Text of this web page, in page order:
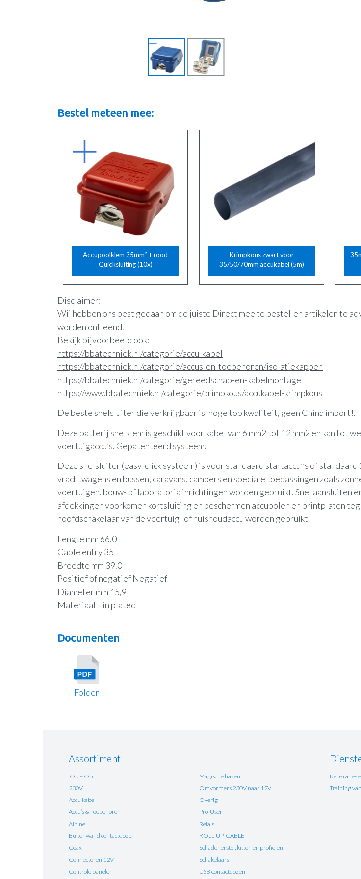
Bestel meteen mee:
Accupoolklem 35mm² + rood
Quicksluiting (10x)
Krimpkous zwart voor
35/50/70mm accukabel (5m)
Disclaimer:
Wij hebben ons best gedaan om de juiste Direct mee te bestellen artikelen te
worden ontleend.
Bekijk bijvoorbeeld ook:
https://bbatechniek.nl/categorie/accu-kabel
https://bbatechniek.nl/categorie/accus-en-toebehoren/isolatiekappen
https://bbatechniek.nl/categorie/gereedschap-en-kabelmontage
https://www.bbatechniek.nl/categorie/krimpkous/accukabel-krimpkous
De beste snelsluiter die verkrijgbaar is, hoge top kwaliteit, geen China
Deze batterij snelklem is geschikt voor kabel van 6 mm2 tot 12 mm2 en kan tot
voertuigaccu’s. Gepatenteerd systeem.
Deze snelsluiter (easy-click systeem) is voor standaard startaccu’’s of
vrachtwagens en bussen, caravans, campers en speciale toepassingen zoals
voertuigen, bouw- of laboratoria inrichtingen worden gebruikt. Snel aansluiten
afdekkingen voorkomen kortsluiting en beschermen accupolen en printplaten
hoofdschakelaar van de voertuig- of huishoudaccu worden gebruikt
Lengte mm 66.0
Cable entry 35
Breedte mm 39.0
Positief of negatief Negatief
Diameter mm 15,9
Materiaal Tin plated
Documenten
Folder
Assortiment
.Op = Op
230V
Accu kabel
Accu’s & Toebehoren
Alpine
Buitenwand contactdozen
Coax
Connectoren 12V
Controle panelen
Magische haken
Omvormers 230V naar 12V
Overig
Pro-User
Relais
ROLL-UP-CABLE
Schadeherstel, kitten en profielen
Schakelaars
USB contactdozen
Reparatie-
Training